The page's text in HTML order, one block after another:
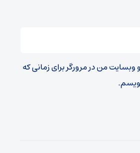
وبسایت من در مرورگر برای زمانی که